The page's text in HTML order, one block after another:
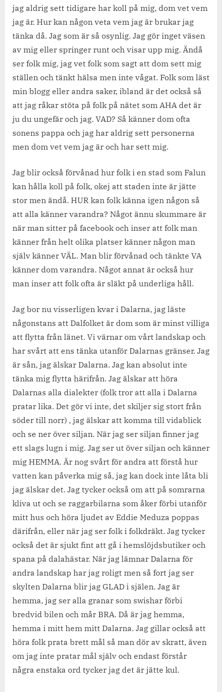
jag aldrig sett tidigare har koll på mig, dom vet vem
jag är. Hur kan någon veta vem jag är brukar jag
tänka då. Jag som är så osynlig. Jag gör inget väsen
av mig eller springer runt och visar upp mig. Ändå
ser folk mig, jag vet folk som sagt att dom sett mig
ställen och tänkt hälsa men inte vågat. Folk som läst
min blogg eller andra saker, ibland är det också så
att jag råkar stöta på folk på nätet som AHA det är
ju du ungefär och jag. VAD? Så känner dom ofta
sonens pappa och jag har aldrig sett personerna
men dom vet vem jag är och har sett mig.
Jag blir också förvånad hur folk i en stad som Falun
kan hålla koll på folk, okej att staden inte är jätte
stor men ändå. HUR kan folk känna igen någon så
att alla känner varandra? Något ännu skummare är
när man sitter på facebook och inser att folk man
känner från helt olika platser känner någon man
själv känner VÄL. Man blir förvånad och tänkte VA
känner dom varandra. Något annat är också hur
man inser att folk ofta är släkt på underliga håll.
Jag bor nu visserligen kvar i Dalarna, jag läste
någonstans att Dalfolket är dom som är minst villiga
att flytta från länet. Vi värnar om vårt landskap och
har svårt att ens tänka utanför Dalarnas gränser. Jag
är sån, jag älskar Dalarna. Jag kan absolut inte
tänka mig flytta härifrån. Jag älskar att höra
Dalarnas alla dialekter (folk tror att alla i Dalarna
pratar lika. Det gör vi inte, det skiljer sig stort från
söder till norr) , jag älskar att komma till vidablick
och se ner över siljan. När jag ser siljan finner jag
ett slags lugn i mig. Jag ser ut över siljan och känner
mig HEMMA. Är nog svårt för andra att förstå hur
vatten kan påverka mig så, jag kan dock inte låta bli
jag älskar det. Jag tycker också om att på somrarna
kliva ut och se raggarbilarna som åker förbi utanför
mitt hus och höra ljudet av Eddie Meduza poppas
därifrån, eller när jag ser folk i folkdräkt. Jag tycker
också det är sjukt fint att gå i hemslöjdsbutiker och
spana på dalahästar. När jag lämnar Dalarna för
andra landskap har jag roligt men så fort jag ser
skylten Dalarna blir jag GLAD i själen. Jag är
hemma, jag ser alla granar som swishar förbi
bredvid bilen och mår BRA. Då är jag hemma,
hemma i mitt hem mitt Dalarna. Jag gillar också att
höra folk prata brett mål så man dör av skratt, även
om jag inte pratar mål själv och endast förstår
några enstaka ord tycker jag det är jätte kul.